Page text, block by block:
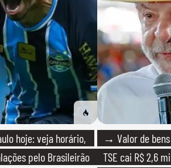
hoje: veja horário,
pelo Brasileirão
→ Valor de
TSE cai R$ 2,6